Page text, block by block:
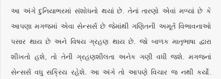
આ અંગે દુનિયાભરમાં સંશોધનો થયાં છે. તેનાં તારણો એવાં મળ્યાં છે કે
આપણા મગજમાં એવા સેન્સર્સ છે જેમાંથી ગણિતની અમૂર્ત વિભાવનાઓ
પસાર થાય છે અને વિષય ગ્રહણ થાય છે. જો બાળક માતૃભાષા દ્વારા
શીખતો હશે, તો તેની ગ્રહણશીલતા અનેક ગણી વધી જશે. મગજનાં
સેન્સર્સ વધુ સક્રિય રહેશે. આ અંગે તો આપણે વિચાર જ નથી કર્યો.